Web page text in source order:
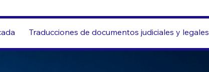
Traducciones de documentos judiciales y legales